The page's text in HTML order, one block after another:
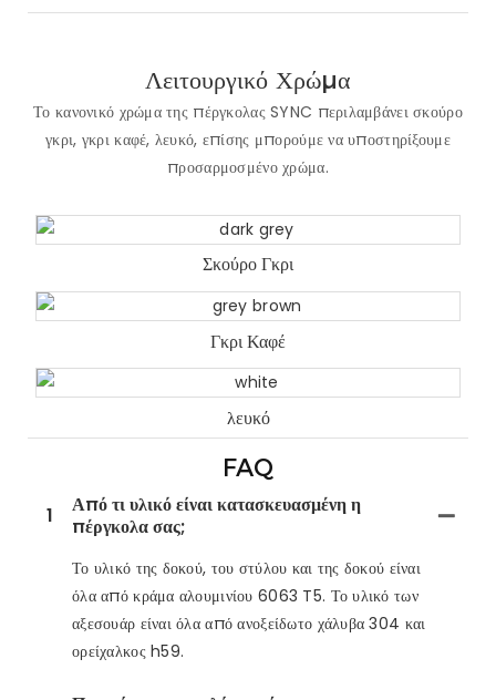
Λειτουργικό Χρώμα
Το κανονικό χρώμα της πέργκολας SYNC περιλαμβάνει σκούρο
γκρι, γκρι καφέ, λευκό, επίσης μπορούμε να υποστηρίξουμε
προσαρμοσμένο χρώμα.
Σκούρο Γκρι
Γκρι Καφέ
λευκό
FAQ
1
Από τι υλικό είναι κατασκευασμένη η
πέργκολα σας;
Το υλικό της δοκού, του στύλου και της δοκού είναι
όλα από κράμα αλουμινίου 6063 T5. Το υλικό των
αξεσουάρ είναι όλα από ανοξείδωτο χάλυβα 304 και
ορείχαλκος h59.